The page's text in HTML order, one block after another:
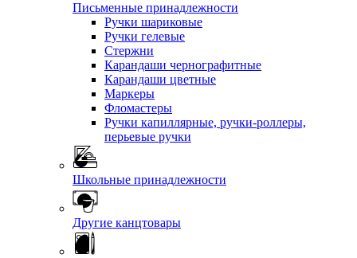
Письменные принадлежности
Ручки шариковые
Ручки гелевые
Стержни
Карандаши чернографитные
Карандаши цветные
Маркеры
Фломастеры
Ручки капиллярные, ручки-роллеры,
перьевые ручки
Школьные принадлежности
Другие канцтовары